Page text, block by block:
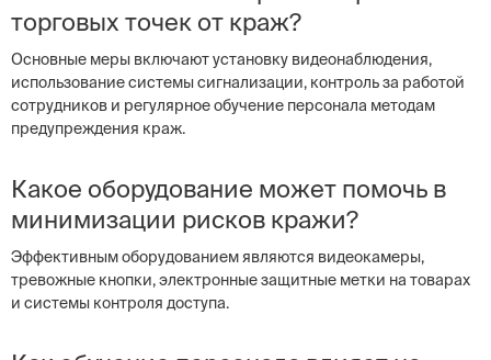
торговых точек от краж?
Основные меры включают установку видеонаблюдения,
использование системы сигнализации, контроль за работой
сотрудников и регулярное обучение персонала методам
предупреждения краж.
Какое оборудование может помочь в
минимизации рисков кражи?
Эффективным оборудованием являются видеокамеры,
тревожные кнопки, электронные защитные метки на товарах
и системы контроля доступа.